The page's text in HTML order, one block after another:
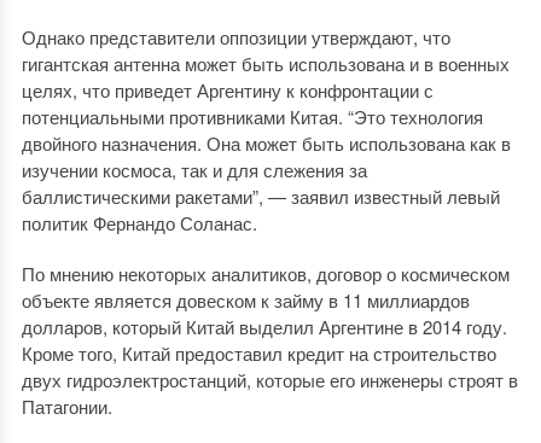
Однако представители оппозиции утверждают, что
гигантская антенна может быть использована и в военных
целях, что приведет Аргентину к конфронтации с
потенциальными противниками Китая. “Это технология
двойного назначения. Она может быть использована как в
изучении космоса, так и для слежения за
баллистическими ракетами”, — заявил известный левый
политик Фернандо Соланас.
По мнению некоторых аналитиков, договор о космическом
объекте является довеском к займу в 11 миллиардов
долларов, который Китай выделил Аргентине в 2014 году.
Кроме того, Китай предоставил кредит на строительство
двух гидроэлектростанций, которые его инженеры строят в
Патагонии.